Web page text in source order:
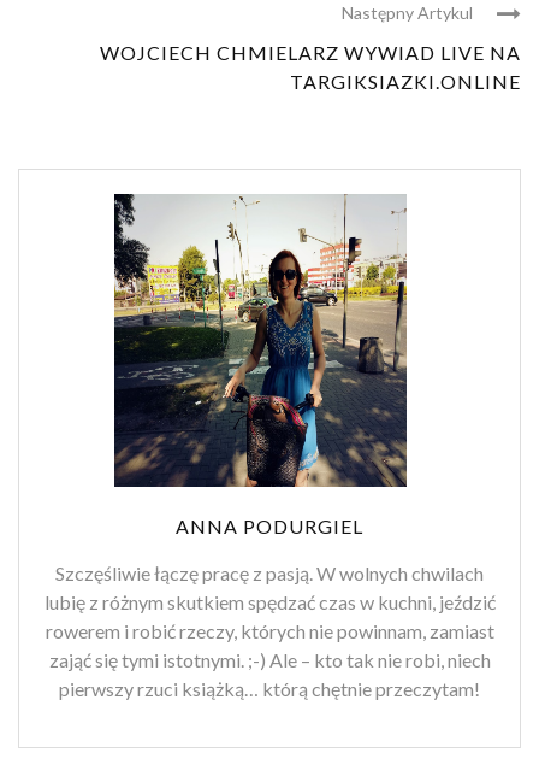
Następny Artykul
WOJCIECH CHMIELARZ WYWIAD LIVE NA
TARGIKSIAZKI.ONLINE
ANNA PODURGIEL
Szczęśliwie łączę pracę z pasją. W wolnych chwilach
lubię z różnym skutkiem spędzać czas w kuchni, jeździć
rowerem i robić rzeczy, których nie powinnam, zamiast
zająć się tymi istotnymi. ;-) Ale – kto tak nie robi, niech
pierwszy rzuci książką… którą chętnie przeczytam!